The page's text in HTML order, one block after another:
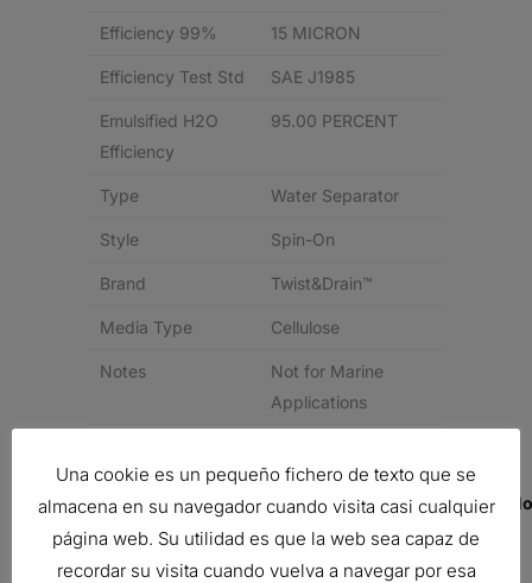
Efficiency 99% 15 MICRON
Efficiency Test Std SAE J1985
Emulsified H2O
Efficiency
95.00 PERCENT
Type Water Separator
Style Spin-On
Brand Twist&Drain™
Media Type Cellulose
Notes
Not for Marine
Applications
REFERENCIA CRUZADA
Nombre del
fabricante
N° de pieza
del
fabricante
Descripción
Una cookie es un pequeño fichero de texto que se
almacena en su navegador cuando visita casi cualquier
página web. Su utilidad es que la web sea capaz de
recordar su visita cuando vuelva a navegar por esa